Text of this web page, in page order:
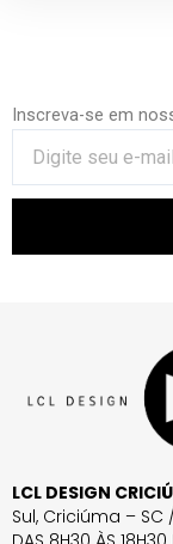
Inscreva-se em
LCL DESIGN
Sul, Criciúma – SC /